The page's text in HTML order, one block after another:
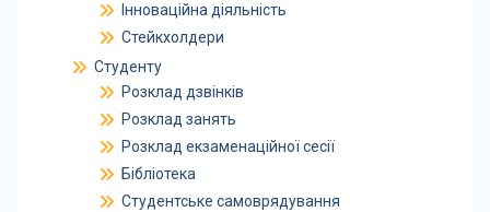
Інноваційна діяльність
Стейкхолдери
Студенту
Розклад дзвінків
Розклад занять
Розклад екзаменаційної сесії
Бібліотека
Студентське самоврядування